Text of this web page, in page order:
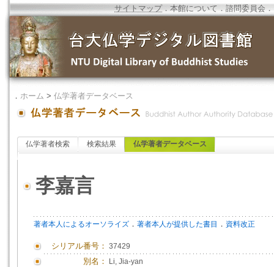
サイトマップ．本館について ．諮問委員会 ．
． ホーム > 仏学著者データベース
仏学著者検索 検索結果 仏学著者データベース
李嘉言
著者本人によるオーソライズ ． 著者本人が提供した書目 ． 資料改正
シリアル番号： 37429
別名： Li, Jia-yan